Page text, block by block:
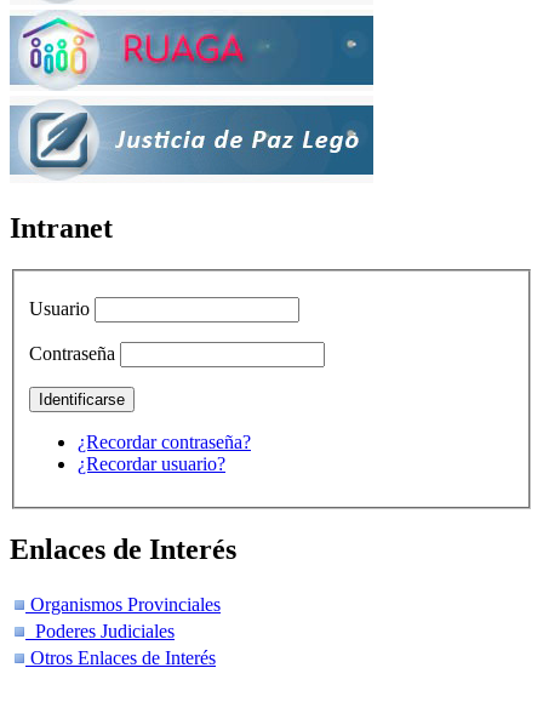
Intranet
Usuario
Contraseña
¿Recordar contraseña?
¿Recordar usuario?
Enlaces de Interés
Organismos Provinciales
Poderes Judiciales
Otros Enlaces de Interés